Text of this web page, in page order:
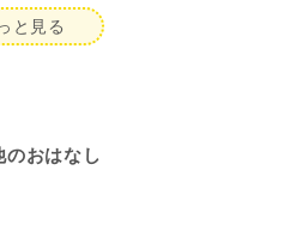
と見る
のおはなし